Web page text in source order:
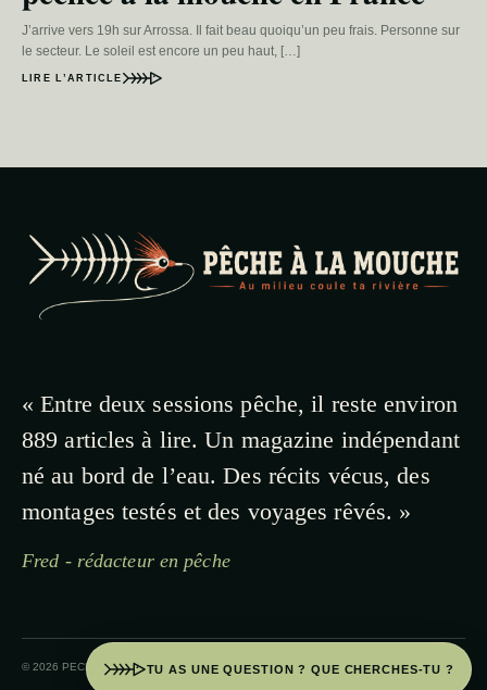
J’arrive vers 19h sur Arrossa. Il fait beau quoiqu’un peu frais. Personne sur
le secteur. Le soleil est encore un peu haut, […]
LIRE L’ARTICLE
« Entre deux sessions pêche, il reste environ
889 articles à lire. Un magazine indépendant
né au bord de l’eau. Des récits vécus, des
montages testés et des voyages rêvés. »
Fred - rédacteur en pêche
© 2026 PECHE A LA MOUCHE · PAYS BASQUETU AS UNE QUESTION ? QUE CHERCHES-TU ?